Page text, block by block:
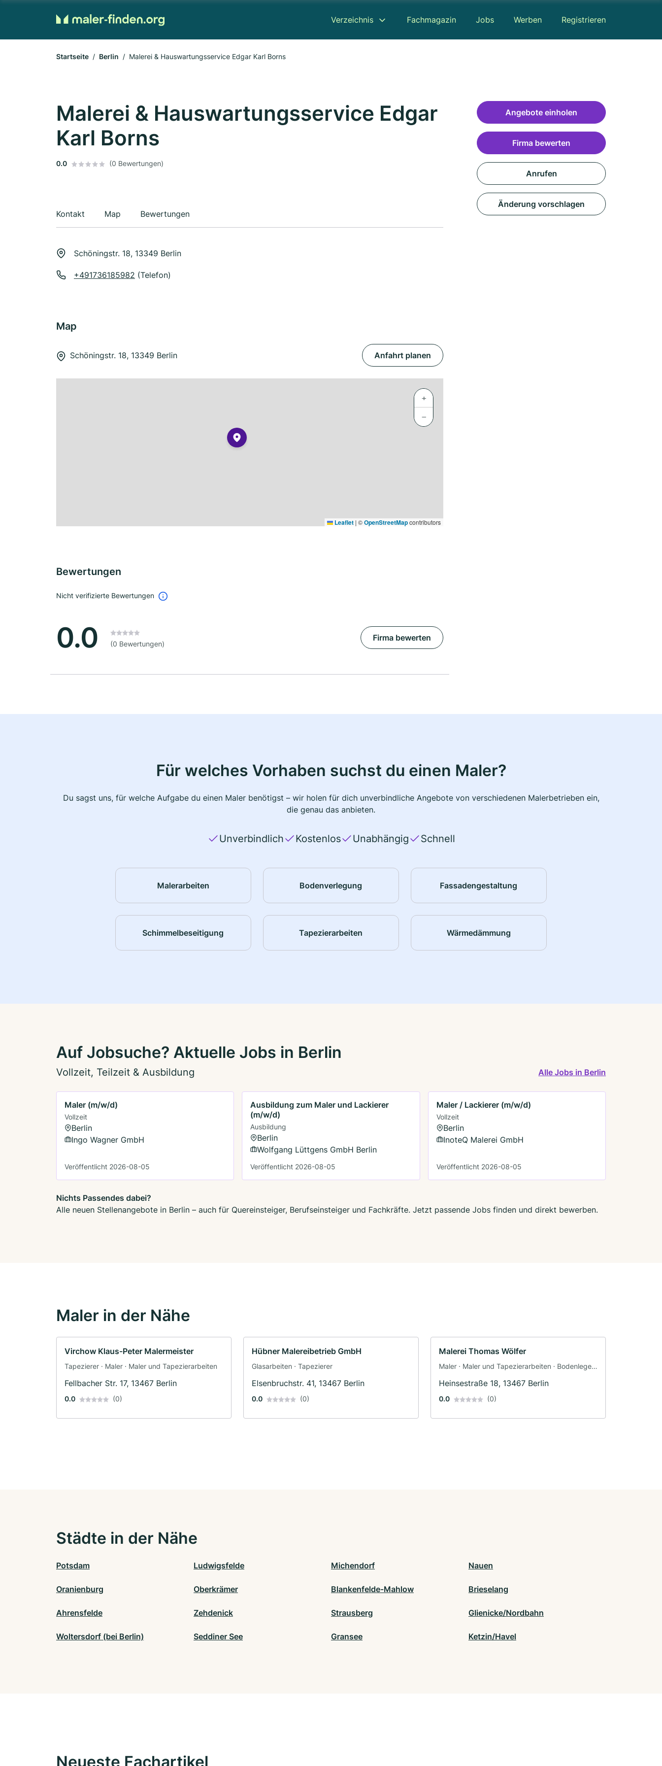
Verzeichnis Fachmagazin Jobs Werben Registrieren
Startseite Berlin Malerei & Hauswartungsservice Edgar Karl Borns
Malerei & Hauswartungsservice Edgar
Karl Borns
0.0 (0 Bewertungen)
Kontakt Map Bewertungen
Schöningstr. 18, 13349 Berlin
+491736185982 (Telefon)
Map
Schöningstr. 18, 13349 Berlin Anfahrt planen
+
−
Leaflet | ©OpenStreetMapcontributors
Bewertungen
Nicht verifizierte Bewertungen
0.0 (0 Bewertungen)
Firma bewerten
Angebote einholen
Firma bewerten
Anrufen
Änderung vorschlagen
Für welches Vorhaben suchst du einen Maler?
Du sagst uns, für welche Aufgabe du einen Maler benötigst – wir holen für dich unverbindliche Angebote von verschiedenen Malerbetrieben ein,
die genau das anbieten.
Unverbindlich Kostenlos Unabhängig Schnell
Malerarbeiten Bodenverlegung Fassadengestaltung
Schimmelbeseitigung Tapezierarbeiten Wärmedämmung
Auf Jobsuche? Aktuelle Jobs in Berlin
Vollzeit, Teilzeit & Ausbildung Alle Jobs in Berlin
Maler (m/w/d)
Vollzeit
Berlin
Ingo Wagner GmbH
Veröffentlicht 2026-08-05
Ausbildung zum Maler und Lackierer
(m/w/d)
Ausbildung
Berlin
Wolfgang Lüttgens GmbH Berlin
Veröffentlicht 2026-08-05
Maler / Lackierer (m/w/d)
Vollzeit
Berlin
InoteQ Malerei GmbH
Veröffentlicht 2026-08-05
Nichts Passendes dabei?
Alle neuen Stellenangebote in Berlin – auch für Quereinsteiger, Berufseinsteiger und Fachkräfte. Jetzt passende Jobs finden und direkt bewerben.
Maler in der Nähe
Virchow Klaus-Peter Malermeister
Tapezierer · Maler · Maler und Tapezierarbeiten
Fellbacher Str. 17, 13467 Berlin
0.0 (0)
Hübner Malereibetrieb GmbH
Glasarbeiten · Tapezierer
Elsenbruchstr. 41, 13467 Berlin
0.0 (0)
Malerei Thomas Wölfer
Maler · Maler und Tapezierarbeiten · Bodenleger
Tapezierer · Dämmung
Heinsestraße 18, 13467 Berlin
0.0 (0)
Städte in der Nähe
Potsdam Ludwigsfelde Michendorf Nauen
Oranienburg Oberkrämer Blankenfelde-Mahlow Brieselang
Ahrensfelde Zehdenick Strausberg Glienicke/Nordbahn
Woltersdorf (bei Berlin) Seddiner See Gransee Ketzin/Havel
Neueste Fachartikel